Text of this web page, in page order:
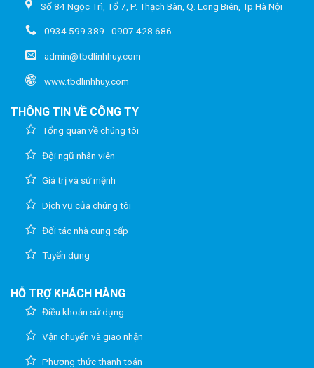
Số 84 Ngọc Trì, Tổ 7, P. Thạch Bàn, Q. Long Biên, Tp.Hà Nội
0934.599.389 - 0907.428.686
admin@tbdlinhhuy.com
www.tbdlinhhuy.com
THÔNG TIN VỀ CÔNG TY
Tổng quan về chúng tôi
Đội ngũ nhân viên
Giá trị và sứ mệnh
Dịch vụ của chúng tôi
Đối tác nhà cung cấp
Tuyển dụng
HỖ TRỢ KHÁCH HÀNG
Điều khoản sử dụng
Vận chuyển và giao nhận
Phương thức thanh toán